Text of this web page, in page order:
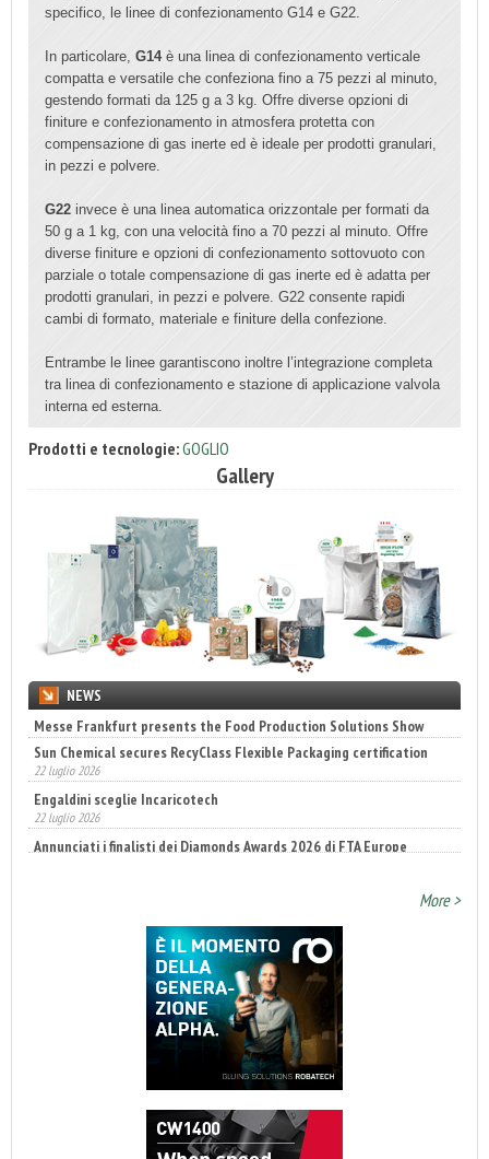
specifico, le linee di confezionamento G14 e G22.
In particolare, G14è una linea di confezionamento verticale
compatta e versatile che confeziona fino a 75 pezzi al minuto,
gestendo formati da 125 g a 3 kg. Offre diverse opzioni di
finiture e confezionamento in atmosfera protetta con
compensazione di gas inerte ed è ideale per prodotti granulari,
in pezzi e polvere.
G22 invece è una linea automatica orizzontale per formati da
50 g a 1 kg, con una velocità fino a 70 pezzi al minuto. Offre
diverse finiture e opzioni di confezionamento sottovuoto con
parziale o totale compensazione di gas inerte ed è adatta per
prodotti granulari, in pezzi e polvere. G22 consente rapidi
cambi di formato, materiale e finiture della confezione.
Entrambe le linee garantiscono inoltre l’integrazione completa
tra linea di confezionamento e stazione di applicazione valvola
interna ed esterna.
Prodotti e tecnologie:GOGLIO
Gallery
NEWS
Sun Chemical secures RecyClass Flexible Packaging certification
22 luglio 2026
Engaldini sceglie Incaricotech
22 luglio 2026
Annunciati i finalisti dei Diamonds Awards 2026 di FTA Europe
14 luglio 2026
More >